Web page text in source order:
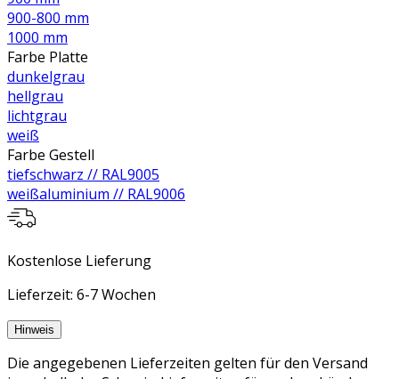
900-800 mm
1000 mm
Farbe Platte
dunkelgrau
hellgrau
lichtgrau
weiß
Farbe Gestell
tiefschwarz // RAL9005
weißaluminium // RAL9006
Kostenlose Lieferung
Lieferzeit: 6-7 Wochen
Hinweis
Die angegebenen Lieferzeiten gelten für den Versand